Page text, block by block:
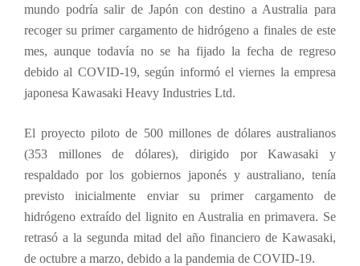
mundo podría salir de Japón con destino a Australia para
recoger su primer cargamento de hidrógeno a finales de este
mes, aunque todavía no se ha fijado la fecha de regreso
debido al COVID-19, según informó el viernes la empresa
japonesa Kawasaki Heavy Industries Ltd.
El proyecto piloto de 500 millones de dólares australianos
(353 millones de dólares), dirigido por Kawasaki y
respaldado por los gobiernos japonés y australiano, tenía
previsto inicialmente enviar su primer cargamento de
hidrógeno extraído del lignito en Australia en primavera. Se
retrasó a la segunda mitad del año financiero de Kawasaki,
de octubre a marzo, debido a la pandemia de COVID-19.